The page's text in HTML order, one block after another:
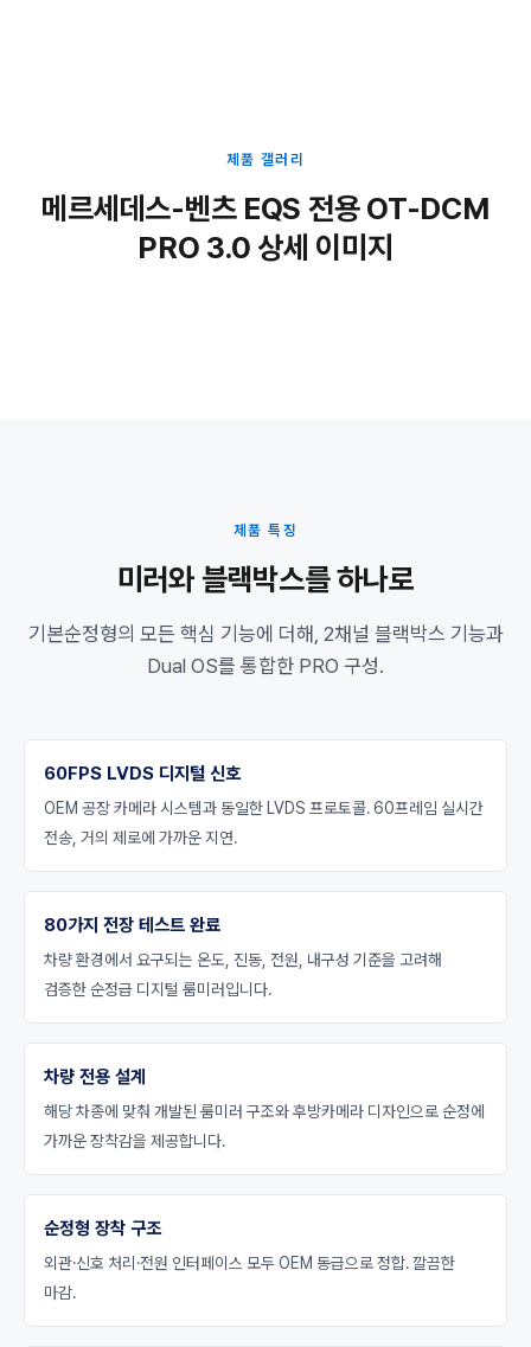
제품 갤러리
메르세데스-벤츠 EQS 전용 OT-DCM
PRO 3.0 상세 이미지
제품 특징
미러와 블랙박스를 하나로
기본순정형의 모든 핵심 기능에 더해, 2채널 블랙박스 기능과
Dual OS를 통합한 PRO 구성.
60FPS LVDS 디지털 신호
OEM 공장 카메라 시스템과 동일한 LVDS 프로토콜. 60프레임 실시간
전송, 거의 제로에 가까운 지연.
80가지 전장 테스트 완료
차량 환경에서 요구되는 온도, 진동, 전원, 내구성 기준을 고려해
검증한 순정급 디지털 룸미러입니다.
차량 전용 설계
해당 차종에 맞춰 개발된 룸미러 구조와 후방카메라 디자인으로 순정에
가까운 장착감을 제공합니다.
순정형 장착 구조
외관·신호 처리·전원 인터페이스 모두 OEM 동급으로 정합. 깔끔한
마감.